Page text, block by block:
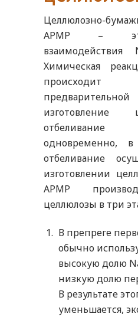
Целлюлозно-
APMP –
Химическая
отбеливание
одновременно,
отбеливание
изготовлении
APMP
целлюлозы в три
В препреге
обычно
высокую долю
низкую долю
В результате
уменьшается,